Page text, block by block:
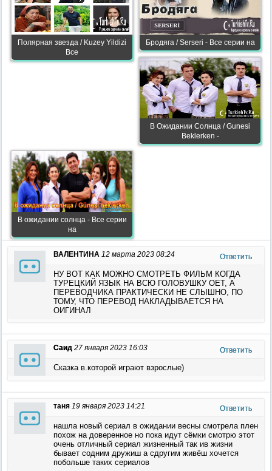
Полярная звезда / Kuzey Yildizi
Все
Бродяга / Serseri - Все серии на
В Ожидании Солнца / Gunesi
Beklerken -
В ожидании солнца - Все серии
на
ВАЛЕНТИНА 12 марта 2023 08:24 Ответить
НУ ВОТ КАК МОЖНО СМОТРЕТЬ ФИЛЬМ КОГДА
ТУРЕЦКИЙ ЯЗЫК НА ВСЮ ГОЛОВУШКУ ОЕТ, А
ПЕРЕВОДЧИКА ПРАКТИЧЕСКИ НЕ СЛЫШНО, ПО
ТОМУ, ЧТО ПЕРЕВОД НАКЛАДЫВАЕТСЯ НА
ОИГИНАЛ
Саид 27 января 2023 16:03 Ответить
Сказка в.которой играют взрослые)
таня 19 января 2023 14:21 Ответить
нашла новый сериал в ожидании весны смотрела плен
похож на доверенное но пока идут сёмки смотрю этот
очень отличный сериал жизненный так ив жизни
бывает содним дружиш а сдругим живёш хочется
побольше таких сериалов